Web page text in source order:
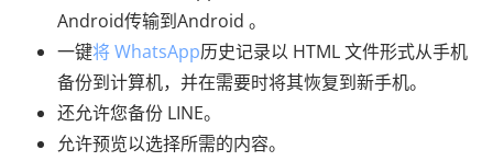
Android传输到Android 。
一键将 WhatsApp历史记录以 HTML 文件形式从手机
备份到计算机，并在需要时将其恢复到新手机。
还允许您备份 LINE。
允许预览以选择所需的内容。